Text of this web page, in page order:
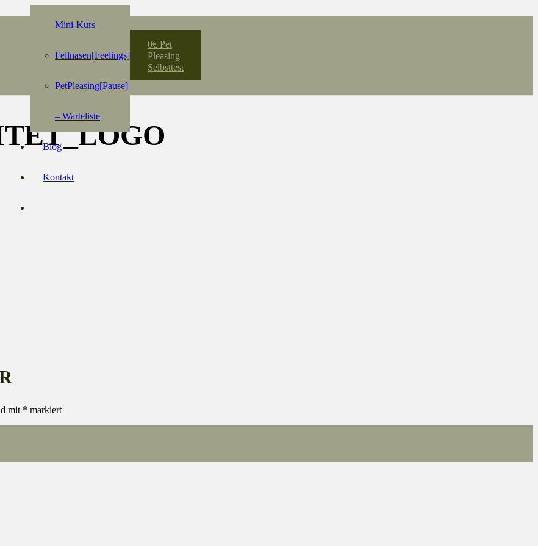
Mini-Kurs
Fellnasen[Feelings]
PetPleasing[Pause]
– Warteliste
Blog
Kontakt
0€ Pet
Pleasing
Selbsttest
mit * markiert